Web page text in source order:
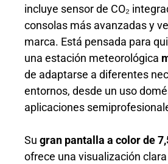
incluye sensor de CO₂
consolas más avanzadas y
marca. Está pensada para
una estación meteorológica
de adaptarse a diferentes
entornos, desde un uso
aplicaciones
Su gran pantalla a color de
ofrece una visualización